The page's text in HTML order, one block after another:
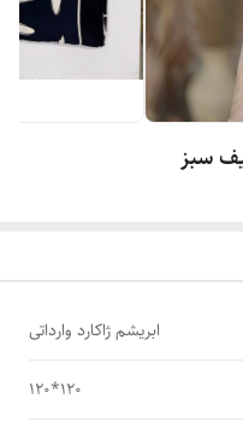
سبز
ابریشم ژاکارد وارداتی
120*120